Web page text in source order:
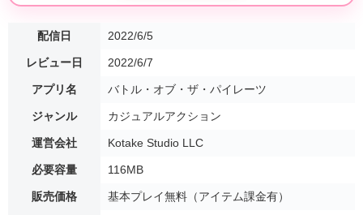
配信日 2022/6/5
レビュー日 2022/6/7
アプリ名 バトル・オブ・ザ・パイレーツ
ジャンル カジュアルアクション
運営会社 Kotake Studio LLC
必要容量 116MB
販売価格 基本プレイ無料（アイテム課金有）